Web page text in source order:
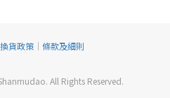
貨政策 ｜ 條款及細則
All Rights Reserved.